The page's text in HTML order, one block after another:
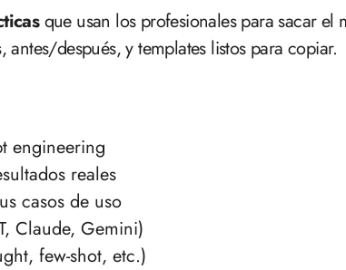
que usan los profesionales para sacar el
después, y templates listos para copiar.
engineering
reales
casos de uso
Claude, Gemini)
few-shot, etc.)